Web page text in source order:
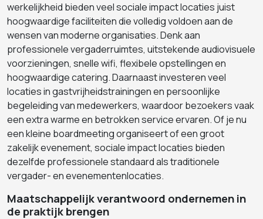
werkelijkheid bieden veel sociale impact locaties juist
hoogwaardige faciliteiten die volledig voldoen aan de
wensen van moderne organisaties. Denk aan
professionele vergaderruimtes, uitstekende audiovisuele
voorzieningen, snelle wifi, flexibele opstellingen en
hoogwaardige catering. Daarnaast investeren veel
locaties in gastvrijheidstrainingen en persoonlijke
begeleiding van medewerkers, waardoor bezoekers vaak
een extra warme en betrokken service ervaren. Of je nu
een kleine boardmeeting organiseert of een groot
zakelijk evenement, sociale impact locaties bieden
dezelfde professionele standaard als traditionele
vergader- en evenementenlocaties.
Maatschappelijk verantwoord ondernemen in
de praktijk brengen